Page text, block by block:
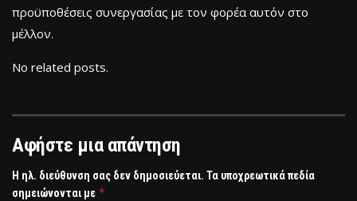
προϋποθέσεις συνεργασίας με τον φορέα αυτόν στο
μέλλον.
No related posts.
Αφήστε μια απάντηση
Η ηλ. διεύθυνση σας δεν δημοσιεύεται. Τα υποχρεωτικά πεδία
σημειώνονται με *